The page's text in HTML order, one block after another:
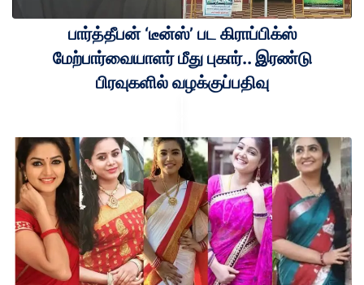
பார்த்தீபன் ‘டீன்ஸ்’ பட கிராப்பிக்ஸ்
மேற்பார்வையாளர் மீது புகார்.. இரண்டு
பிரவுகளில் வழக்குப்பதிவு